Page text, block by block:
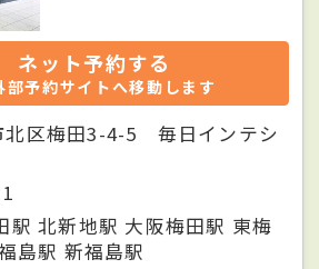
ネット予約する
予約サイトへ移動します
北区梅田3-4-5 毎日インテシ
駅 北新地駅 大阪梅田駅 東梅
島駅 新福島駅